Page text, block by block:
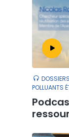
DOSSIERS
POLLUANTS